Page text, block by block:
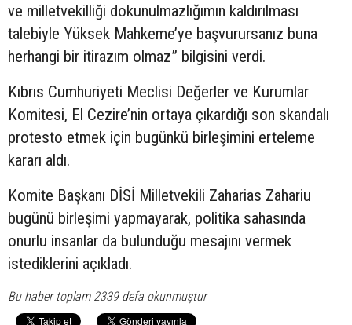
ve milletvekilliği dokunulmazlığımın kaldırılması
talebiyle Yüksek Mahkeme’ye başvurursanız buna
herhangi bir itirazım olmaz” bilgisini verdi.
Kıbrıs Cumhuriyeti Meclisi Değerler ve Kurumlar
Komitesi, El Cezire’nin ortaya çıkardığı son skandalı
protesto etmek için bugünkü birleşimini erteleme
kararı aldı.
Komite Başkanı DİSİ Milletvekili Zaharias Zahariu
bugünü birleşimi yapmayarak, politika sahasında
onurlu insanlar da bulunduğu mesajını vermek
istediklerini açıkladı.
Bu haber toplam 2339 defa okunmuştur